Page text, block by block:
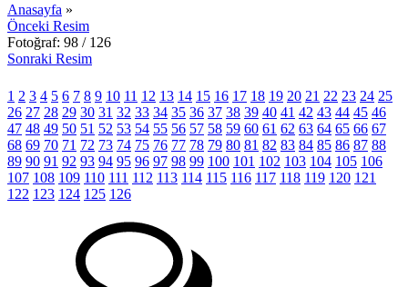
Anasayfa »
Önceki Resim
Fotoğraf: 98 / 126
Sonraki Resim
1 2 3 4 5 6 7 8 9 10 11 12 13 14 15 16 17 18 19 20 21 22 23 24 25
26 27 28 29 30 31 32 33 34 35 36 37 38 39 40 41 42 43 44 45 46
47 48 49 50 51 52 53 54 55 56 57 58 59 60 61 62 63 64 65 66 67
68 69 70 71 72 73 74 75 76 77 78 79 80 81 82 83 84 85 86 87 88
89 90 91 92 93 94 95 96 97 98 99 100 101 102 103 104 105 106
107 108 109 110 111 112 113 114 115 116 117 118 119 120 121
122 123 124 125 126